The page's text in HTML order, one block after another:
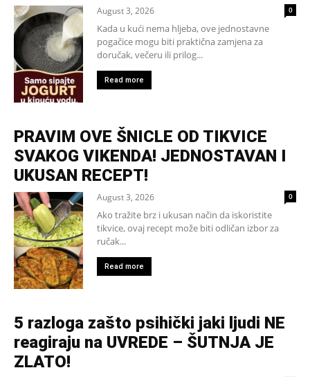
August 3, 2026 0
Kada u kući nema hljeba, ove jednostavne
pogačice mogu biti praktična zamjena za
doručak, večeru ili prilog...
Read more
PRAVIM OVE ŠNICLE OD TIKVICE
SVAKOG VIKENDA! JEDNOSTAVAN I
UKUSAN RECEPT!
August 3, 2026 0
Ako tražite brz i ukusan način da iskoristite
tikvice, ovaj recept može biti odličan izbor za
ručak...
Read more
5 razloga zašto psihički jaki ljudi NE
reagiraju na UVREDE – ŠUTNJA JE
ZLATO!